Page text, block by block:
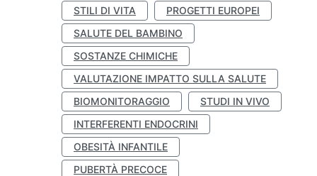
STILI DI VITA
PROGETTI EUROPEI
SALUTE DEL BAMBINO
SOSTANZE CHIMICHE
VALUTAZIONE IMPATTO SULLA SALUTE
BIOMONITORAGGIO
STUDI IN VIVO
INTERFERENTI ENDOCRINI
OBESITÀ INFANTILE
PUBERTÀ PRECOCE